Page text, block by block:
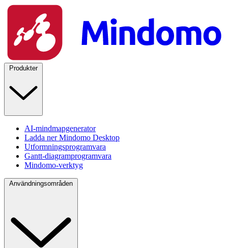
Produkter
AI-mindmapgenerator
Ladda ner Mindomo Desktop
Utformningsprogramvara
Gantt-diagramprogramvara
Mindomo-verktyg
Användningsområden